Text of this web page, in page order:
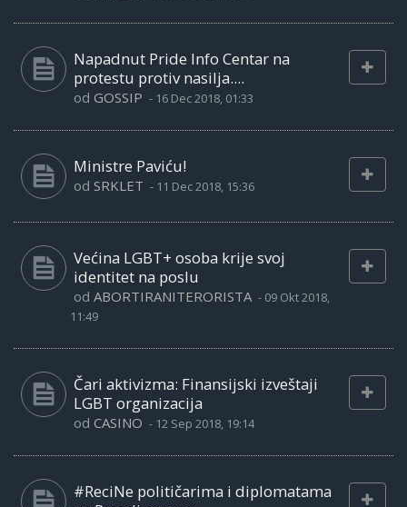
Napadnut Pride Info Centar na
protestu protiv nasilja....
od GOSSIP - 16 Dec 2018, 01:33
Ministre Paviću!
od SRKLET - 11 Dec 2018, 15:36
Većina LGBT+ osoba krije svoj
identitet na poslu
od ABORTIRANITERORISTA - 09 Okt 2018,
11:49
Čari aktivizma: Finansijski izveštaji
LGBT organizacija
od CASINO - 12 Sep 2018, 19:14
#ReciNe političarima i diplomatama